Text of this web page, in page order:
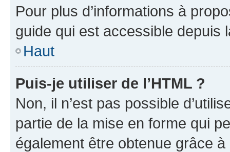
Pour plus d’informations à
guide qui est accessible depuis
Haut
Puis-je utiliser de l’HTML ?
Non, il n’est pas possible
partie de la mise en forme qui
également être obtenue grâce à